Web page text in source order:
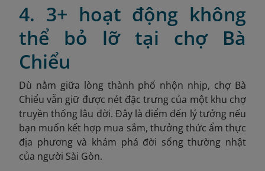
4. 3+ hoạt động không
thể bỏ lỡ tại chợ Bà
Chiểu
Dù nằm giữa lòng thành phố nhộn nhịp, chợ Bà
Chiểu vẫn giữ được nét đặc trưng của một khu chợ
truyền thống lâu đời. Đây là điểm đến lý tưởng nếu
bạn muốn kết hợp mua sắm, thưởng thức ẩm thực
địa phương và khám phá đời sống thường nhật
của người Sài Gòn.